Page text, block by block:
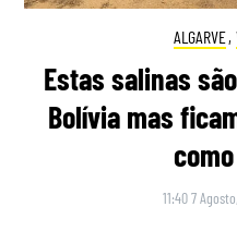
ALGARVE,
Estas salinas
Bolívia mas
11:40 7